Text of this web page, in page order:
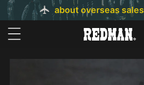
about overseas sales